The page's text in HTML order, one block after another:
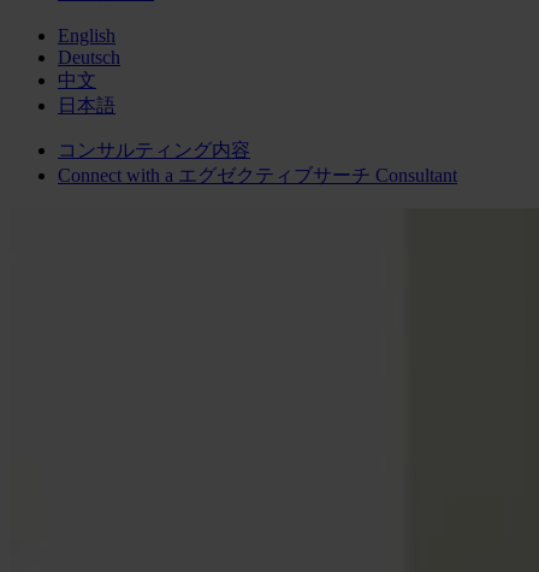
English
Deutsch
中文
日本語
コンサルティング内容
Connect with a エグゼクティブサーチ Consultant